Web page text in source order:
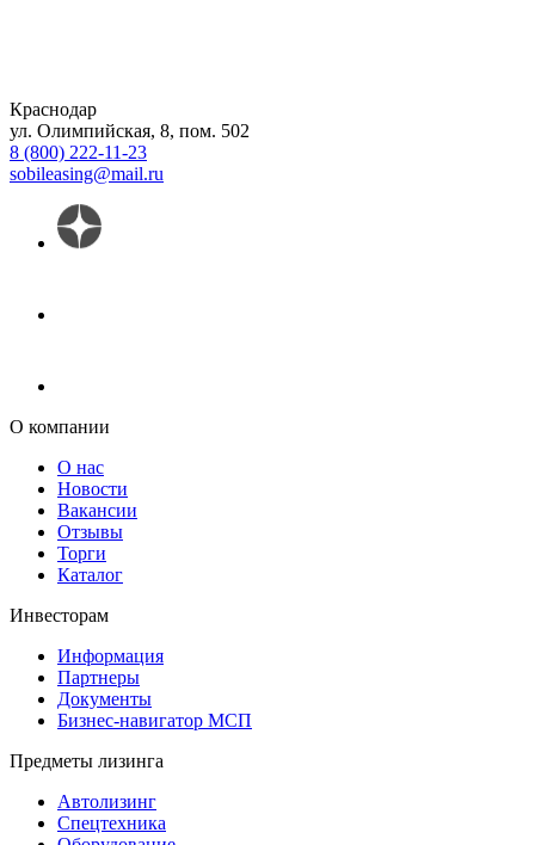
Краснодар
ул. Олимпийская, 8, пом. 502
8 (800) 222-11-23
sobileasing@mail.ru
О компании
О нас
Новости
Вакансии
Отзывы
Торги
Каталог
Инвесторам
Информация
Партнеры
Документы
Бизнес-навигатор МСП
Предметы лизинга
Автолизинг
Спецтехника